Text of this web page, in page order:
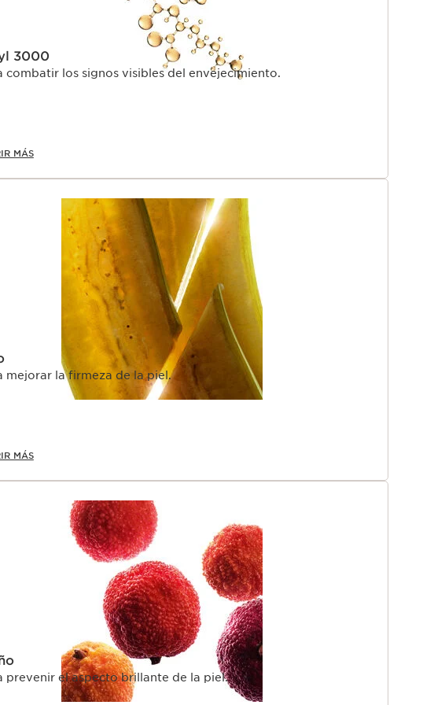
3000
combatir los signos visibles del envejecimiento.
MÁS
mejorar la firmeza de la piel.
MÁS
prevenir el aspecto brillante de la piel.